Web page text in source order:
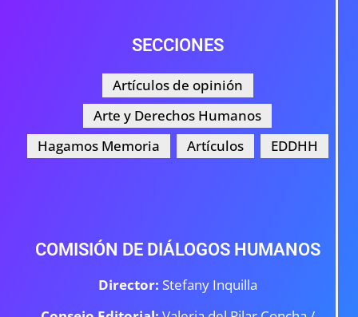
SECCIONES
Artículos de opinión
Arte y Derechos Humanos
Hagamos Memoria
Artículos EDDHH
COMISIÓN DE DIÁLOGOS HUMANOS
Director: Stefany Inquilla